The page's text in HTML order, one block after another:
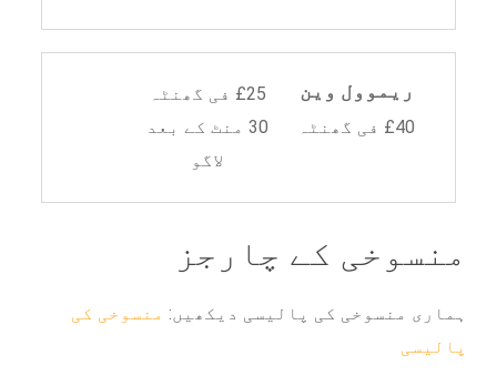
ریموول وین
£25 فی گھنٹہ
£40 فی گھنٹہ
30 منٹ کے بعد
لاگو
منسوخی کے چارجز
ہماری منسوخی کی پالیسی دیکھیں: منسوخی کی
پالیسی